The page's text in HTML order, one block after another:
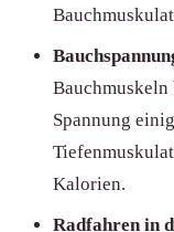
Bauchmuskeln
Spannung
Kalorien.
Radfahren in